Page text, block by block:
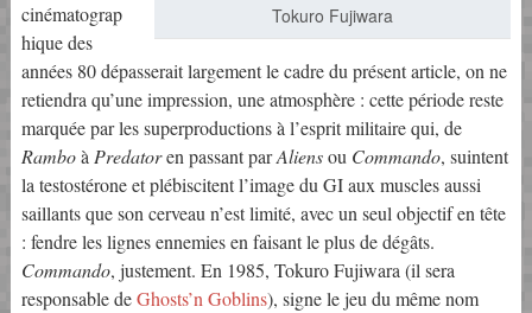
Tokuro Fujiwara
cinématograp
hique des
années 80 dépasserait largement le cadre du présent article, on ne
retiendra qu’une impression, une atmosphère : cette période reste
marquée par les superproductions à l’esprit militaire qui, de
Ramboà Predatoren passant parAliensou Commando, suintent
la testostérone et plébiscitent l’image du GI aux muscles aussi
saillants que son cerveau n’est limité, avec un seul objectif en tête
: fendre les lignes ennemies en faisant le plus de dégâts.
Commando, justement. En 1985, Tokuro Fujiwara (il sera
responsable deGhosts’n Goblins), signe le jeu du même nom